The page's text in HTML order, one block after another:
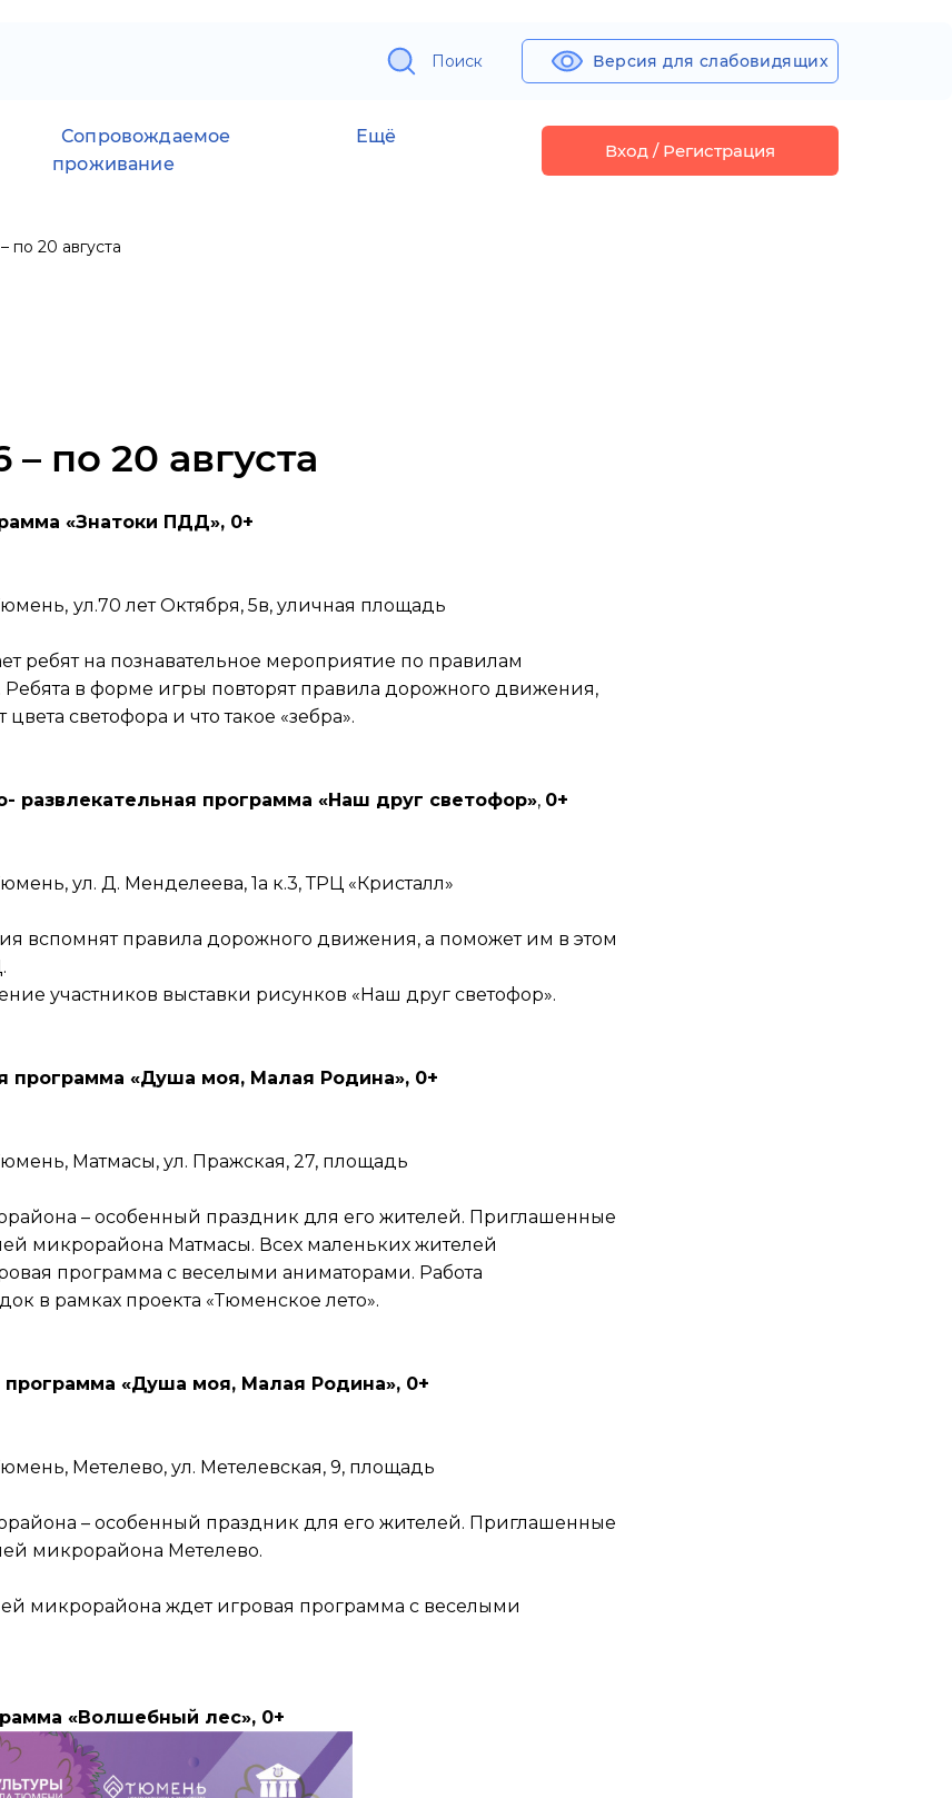
Поиск Версия для слабовидящих
Сопровождаемое
проживание
Ещё
Вход / Регистрация
по 20 августа
по 20 августа
«Знатоки ПДД», 0+
ул.70 лет Октября, 5в, уличная площадь
ребят на познавательное мероприятие по правилам
в форме игры повторят правила дорожного движения,
светофора и что такое «зебра».
развлекательная программа «Наш друг светофор», 0+
ул. Д. Менделеева, 1а к.3, ТРЦ «Кристалл»
вспомнят правила дорожного движения, а поможет им в этом
участников выставки рисунков «Наш друг светофор».
программа «Душа моя, Малая Родина», 0+
Матмасы, ул. Пражская, 27, площадь
– особенный праздник для его жителей. Приглашенные
микрорайона Матмасы. Всех маленьких жителей
программа с веселыми аниматорами. Работа
в рамках проекта «Тюменское лето».
программа «Душа моя, Малая Родина», 0+
Метелево, ул. Метелевская, 9, площадь
– особенный праздник для его жителей. Приглашенные
микрорайона Метелево.
микрорайона ждет игровая программа с веселыми
«Волшебный лес», 0+